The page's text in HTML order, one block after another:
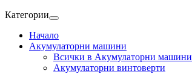
Категории
Начало
Акумулаторни машини
Всички в Акумулаторни машини
Акумулаторни винтоверти